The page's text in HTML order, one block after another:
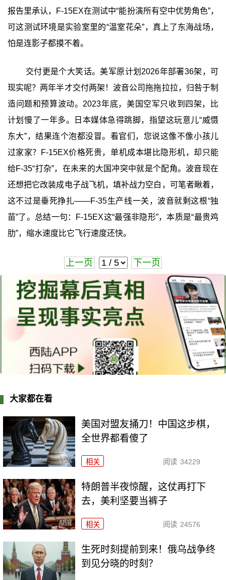
报告里承认，F-15EX在测试中“能扮演所有空中优势角色”，
可这测试环境是实验室里的“温室花朵”，真上了东海战场，
怕是连影子都摸不着。
交付更是个大笑话。美军原计划2026年部署36架，可
现实呢？两年半才交付两架！波音公司拖拖拉拉，归咎于制
造问题和预算波动。2023年底，美国空军只收到四架，比
计划慢了一年多。日本媒体急得跳脚，指望这玩意儿“威慑
东大”，结果连个泡都没冒。看官们，您说这像不像小孩儿
过家家？F-15EX价格死贵，单机成本堪比隐形机，却只能
给F-35“打杂”，在未来的大国冲突中就是个配角。波音现在
还想把它改装成电子战飞机，填补战力空白，可笔者瞅着，
这不过是垂死挣扎——F-35生产线一关，波音就剩这根“独
苗”了。总结一句：F-15EX这“最强非隐形”，本质是“最贵鸡
肋”，缩水速度比它飞行速度还快。
上一页 下一页
大家都在看
美国对盟友捅刀！中国这步棋，
全世界都看傻了
相关 阅读 34229
特朗普半夜惊醒，这仗再打下
去，美利坚要当裤子
相关 阅读 24576
生死时刻提前到来！俄乌战争终
到见分晓的时刻？